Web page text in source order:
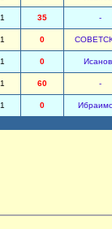
1 35 -
1 0
1 0
1 60 -
1 0